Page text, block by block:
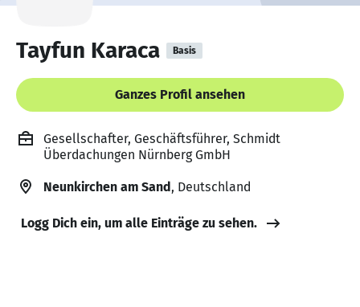
Tayfun Karaca Basis
Ganzes Profil ansehen
Gesellschafter, Geschäftsführer, Schmidt
Überdachungen Nürnberg GmbH
Neunkirchen am Sand, Deutschland
Logg Dich ein, um alle Einträge zu sehen.